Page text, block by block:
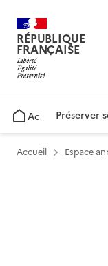
RÉPUBLIQUE
FRANÇAISE
AccueilPréserver
Accueil Espace